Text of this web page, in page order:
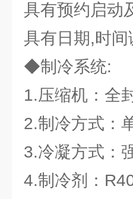
具有预约启动
具有日期,时间
◆制冷系统:
1.压缩机：全
2.制冷方式：
3.冷凝方式：
4.制冷剂：